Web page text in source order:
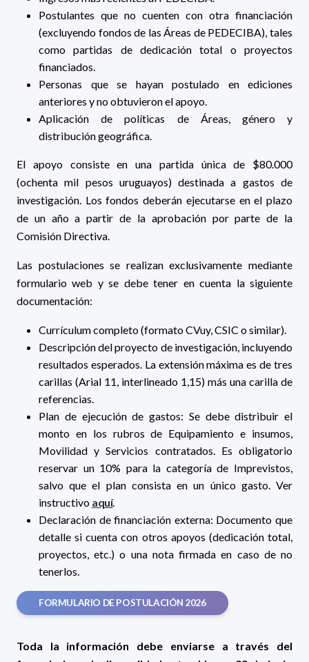
Postulantes que no cuenten con otra financiación
(excluyendo fondos de las Áreas de PEDECIBA), tales
como partidas de dedicación total o proyectos
financiados.
Personas que se hayan postulado en ediciones
anteriores y no obtuvieron el apoyo.
Aplicación de políticas de Áreas, género y
distribución geográfica.
El apoyo consiste en una partida única de $80.000
(ochenta mil pesos uruguayos) destinada a gastos de
investigación. Los fondos deberán ejecutarse en el plazo
de un año a partir de la aprobación por parte de la
Comisión Directiva.
Las postulaciones se realizan exclusivamente mediante
formulario web y se debe tener en cuenta la siguiente
documentación:
Currículum completo (formato CVuy, CSIC o similar).
Descripción del proyecto de investigación, incluyendo
resultados esperados. La extensión máxima es de tres
carillas (Arial 11, interlineado 1,15) más una carilla de
referencias.
Plan de ejecución de gastos: Se debe distribuir el
monto en los rubros de Equipamiento e insumos,
Movilidad y Servicios contratados. Es obligatorio
reservar un 10% para la categoría de Imprevistos,
salvo que el plan consista en un único gasto. Ver
instructivo aquí.
Declaración de financiación externa: Documento que
detalle si cuenta con otros apoyos (dedicación total,
proyectos, etc.) o una nota firmada en caso de no
tenerlos.
FORMULARIO DE POSTULACIÓN 2026
Toda la información debe enviarse a través del